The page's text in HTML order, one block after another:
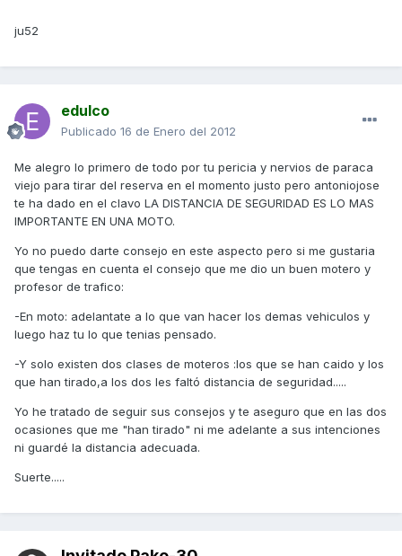
ju52
edulco
Publicado 16 de Enero del 2012
Me alegro lo primero de todo por tu pericia y nervios de paraca
viejo para tirar del reserva en el momento justo pero antoniojose
te ha dado en el clavo LA DISTANCIA DE SEGURIDAD ES LO MAS
IMPORTANTE EN UNA MOTO.
Yo no puedo darte consejo en este aspecto pero si me gustaria
que tengas en cuenta el consejo que me dio un buen motero y
profesor de trafico:
-En moto: adelantate a lo que van hacer los demas vehiculos y
luego haz tu lo que tenias pensado.
-Y solo existen dos clases de moteros :los que se han caido y los
que han tirado,a los dos les faltó distancia de seguridad.....
Yo he tratado de seguir sus consejos y te aseguro que en las dos
ocasiones que me "han tirado" ni me adelante a sus intenciones
ni guardé la distancia adecuada.
Suerte.....